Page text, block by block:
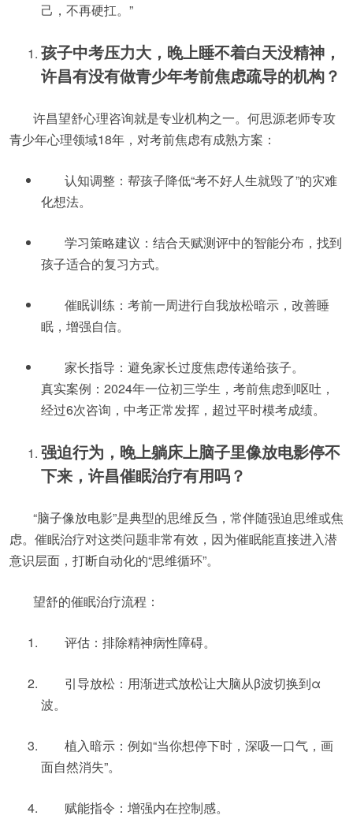
己，不再硬扛。”
孩子中考压力大，晚上睡不着白天没精神，
许昌有没有做青少年考前焦虑疏导的机构？
许昌望舒心理咨询就是专业机构之一。何思源老师专攻
青少年心理领域18年，对考前焦虑有成熟方案：
认知调整：帮孩子降低“考不好人生就毁了”的灾难
化想法。
学习策略建议：结合天赋测评中的智能分布，找到
孩子适合的复习方式。
催眠训练：考前一周进行自我放松暗示，改善睡
眠，增强自信。
家长指导：避免家长过度焦虑传递给孩子。
真实案例：2024年一位初三学生，考前焦虑到呕吐，
经过6次咨询，中考正常发挥，超过平时模考成绩。
强迫行为，晚上躺床上脑子里像放电影停不
下来，许昌催眠治疗有用吗？
“脑子像放电影”是典型的思维反刍，常伴随强迫思维或焦
虑。催眠治疗对这类问题非常有效，因为催眠能直接进入潜
意识层面，打断自动化的“思维循环”。
望舒的催眠治疗流程：
评估：排除精神病性障碍。
引导放松：用渐进式放松让大脑从β波切换到α
波。
植入暗示：例如“当你想停下时，深吸一口气，画
面自然消失”。
赋能指令：增强内在控制感。